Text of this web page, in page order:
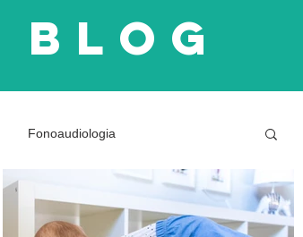
blog
Fonoaudiologia
Neurologia Psicologia